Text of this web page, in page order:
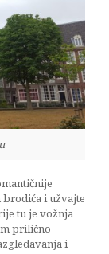
i užvajte
tu je vožnja
prilično
i